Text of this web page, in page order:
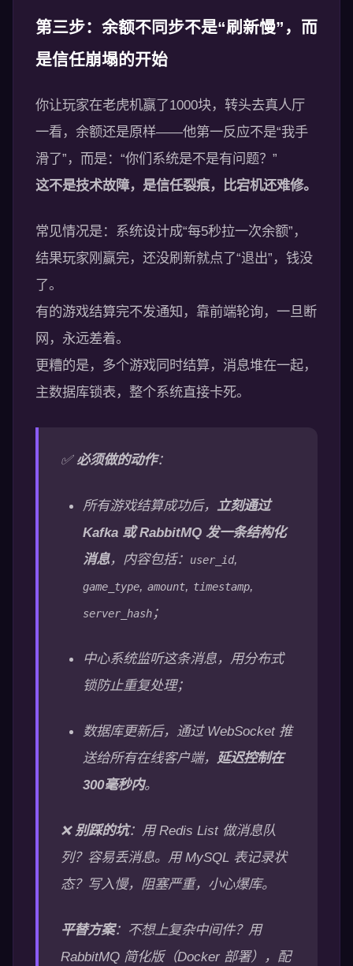
第三步：余额不同步不是“刷新慢”，而
是信任崩塌的开始
你让玩家在老虎机赢了1000块，转头去真人厅
一看，余额还是原样——他第一反应不是“我手
滑了”，而是：“你们系统是不是有问题？”
这不是技术故障，是信任裂痕，比宕机还难修。
常见情况是：系统设计成“每5秒拉一次余额”，
结果玩家刚赢完，还没刷新就点了“退出”，钱没
了。
有的游戏结算完不发通知，靠前端轮询，一旦断
网，永远差着。
更糟的是，多个游戏同时结算，消息堆在一起，
主数据库锁表，整个系统直接卡死。
✅ 必须做的动作：
所有游戏结算成功后， 立刻通过
Kafka 或 RabbitMQ 发一条结构化
消息，内容包括： user_id,
game_type, amount, timestamp,
server_hash；
中心系统监听这条消息，用分布式
锁防止重复处理；
数据库更新后，通过 WebSocket 推
送给所有在线客户端， 延迟控制在
300毫秒内。
❌别踩的坑：用 Redis List 做消息队
列？容易丢消息。用 MySQL 表记录状
态？写入慢，阻塞严重，小心爆库。
平替方案：不想上复杂中间件？用
RabbitMQ 简化版（Docker 部署），配